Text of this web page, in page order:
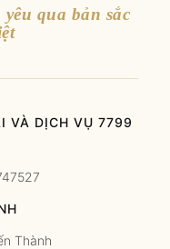
qua bản sắc
VÀ DỊCH VỤ 7799
Thành